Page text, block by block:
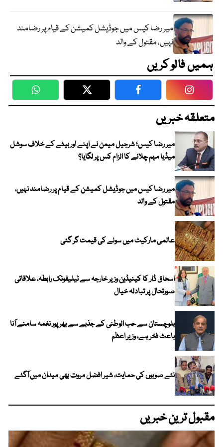
میر رضا کیس میں جوڈیشل کمیشن کے قیام پر رضامند
نہیں، مقتول کے والد
ہمیں فالو کریں
WhatsApp Twitter Facebook
متعلقہ خبریں
میر رضا کیس؛ شرجیل میمن نے اپنے اور بیٹے کے خلاف سوشل
میڈیا مہم چلانے کا الزام کس پر لگایا؟
میر رضا کیس میں جوڈیشل کمیشن کے قیام پر رضامند نہیں،
مقتول کے والد
عالمی مارکیٹ میں سونے کی قیمت گر گئی
اسحاق ڈار کا کینیڈین وزیر خارجہ سے ٹیلیفونک رابطہ، علاقائی
صورتحال پر تبادلہ خیال
بلوچستان سے حب الوطنی کے جذبے سے بھرپور نغمہ سامنے آنا
باعث فخر ہے، وزیر اعظم
نئے صوبوں کی حمایت، شیر افضل مروت بھی میدان میں آگئے
مقبول ترین خبریں